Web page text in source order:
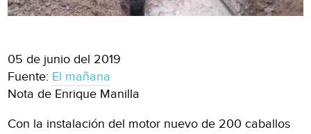
05 de junio del 2019
Fuente: El mañana
Nota de Enrique Manilla
Con la instalación del motor nuevo de 200 caballos